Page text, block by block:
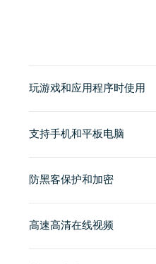
玩游戏和应用程序时使用
支持手机和平板电脑
防黑客保护和加密
高速高清在线视频